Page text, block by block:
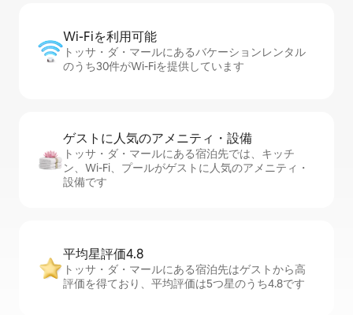
Wi-Fiを利⁠用⁠可⁠能
トッサ・ダ・マールにあるバケーションレンタル
のうち30件がWi-Fiを提供しています
ゲストに人⁠気⁠のア⁠メ⁠ニ⁠テ⁠ィ・設⁠備
トッサ・ダ・マールにある宿泊先では、キッチ
ン、Wi-Fi、プールがゲストに人気のアメニティ・
設備です
平均星評価4.8
トッサ・ダ・マールにある宿泊先はゲストから高
評価を得ており、平均評価は5つ星のうち4.8です